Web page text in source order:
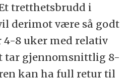
tretthetsbrudd i
derimot være så godt
8 uker med relativ
tar gjennomsnittlig 8-
kan ha full retur til